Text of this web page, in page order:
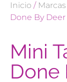
Inicio / Marcas
Done By Deer
Mini
Done